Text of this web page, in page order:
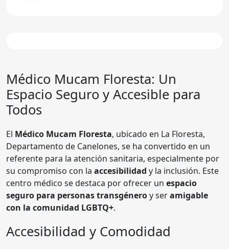
Médico Mucam Floresta: Un
Espacio Seguro y Accesible para
Todos
El Médico Mucam Floresta, ubicado en La Floresta,
Departamento de Canelones, se ha convertido en un
referente para la atención sanitaria, especialmente por
su compromiso con la accesibilidad y la inclusión. Este
centro médico se destaca por ofrecer un espacio
seguro para personas transgéneroy seramigable
con la comunidad LGBTQ+.
Accesibilidad y Comodidad